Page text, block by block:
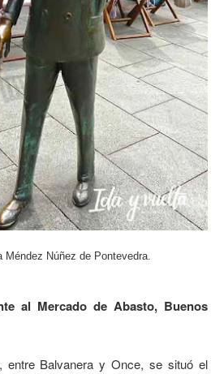
Méndez Núñez de Pontevedra.
al Mercado de Abasto, Buenos
entre Balvanera y Once, se situó el